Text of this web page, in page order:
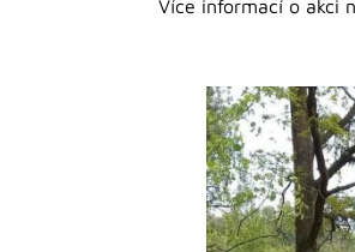
Více informací o akci